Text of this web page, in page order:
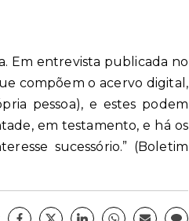
Em entrevista publicada no
compõem o acervo digital,
pessoa), e estes podem
em testamento, e há os
sucessório.” (Boletim